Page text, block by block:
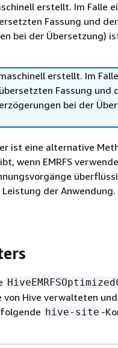
erstellt. Im Falle
Fassung und
bei der Übersetzung)
erstellt. Im
Fassung und
bei der
ist eine alternative
wenn EMRFS
der Anwendung.
Hive verwalteten
hive-site -